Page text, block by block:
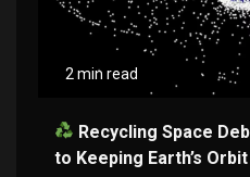
2 min read
Recycling Space
to Keeping Earth’s